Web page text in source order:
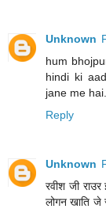
Unknown
hum
hindi ki
jane me hai.
Reply
Unknown
रवीश जी
लोगन खाति